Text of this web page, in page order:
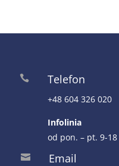
 Telefon
+48 604 326 020
Infolinia
od pon. – pt. 9-18
 Email